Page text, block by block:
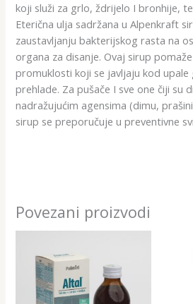
koji služi za grlo, ždrijelo I bronhije,
Eterična ulja sadržana u Alpenkraft
zaustavljanju bakterijskog rasta na
organa za disanje. Ovaj sirup
promuklosti koji se javljaju kod upale
prehlade. Za pušače I sve one čiji su
nadražujućim agensima (dimu,
sirup se preporučuje u preventivne
Povezani proizvodi